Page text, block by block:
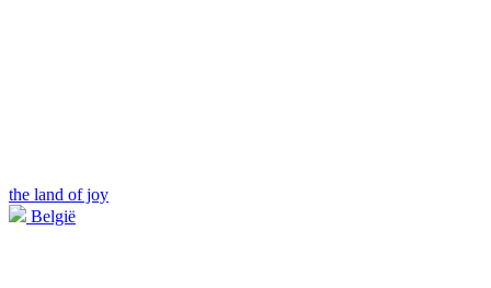
the land of joy
België